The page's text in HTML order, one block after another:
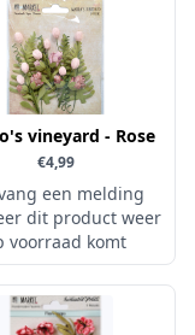
vineyard - Rose
€4,99
een melding
dit product weer
voorraad komt